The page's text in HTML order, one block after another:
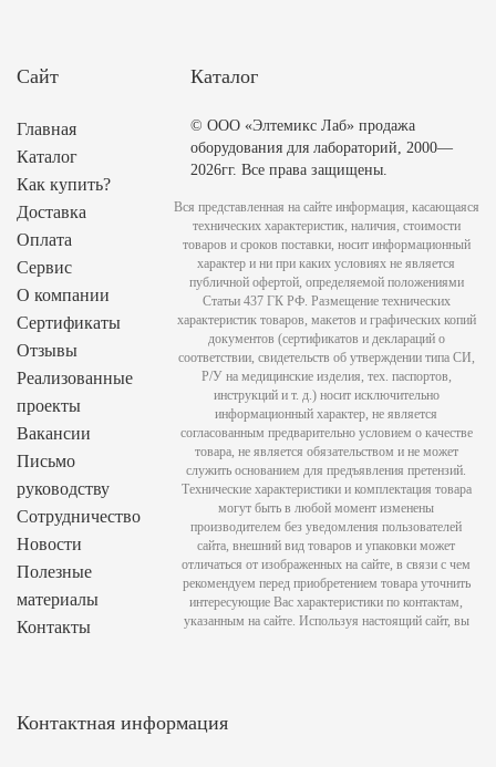
Сайт
Главная
Каталог
Как купить?
Доставка
Оплата
Сервис
О компании
Сертификаты
Отзывы
Реализованные
проекты
Вакансии
Письмо
руководству
Сотрудничество
Новости
Полезные
материалы
Контакты
Каталог
Контактная информация
© ООО «Элтемикс Лаб» продажа
оборудования для лабораторий, 2000—
2026гг. Все права защищены.
Вся представленная на сайте информация, касающаяся
технических характеристик, наличия, стоимости
товаров и сроков поставки, носит информационный
характер и ни при каких условиях не является
публичной офертой, определяемой положениями
Статьи 437 ГК РФ. Размещение технических
характеристик товаров, макетов и графических копий
документов (сертификатов и деклараций о
соответствии, свидетельств об утверждении типа СИ,
Р/У на медицинские изделия, тех. паспортов,
инструкций и т. д.) носит исключительно
информационный характер, не является
согласованным предварительно условием о качестве
товара, не является обязательством и не может
служить основанием для предъявления претензий.
Технические характеристики и комплектация товара
могут быть в любой момент изменены
производителем без уведомления пользователей
сайта, внешний вид товаров и упаковки может
отличаться от изображенных на сайте, в связи с чем
рекомендуем перед приобретением товара уточнить
интересующие Вас характеристики по контактам,
указанным на сайте. Используя настоящий сайт, вы